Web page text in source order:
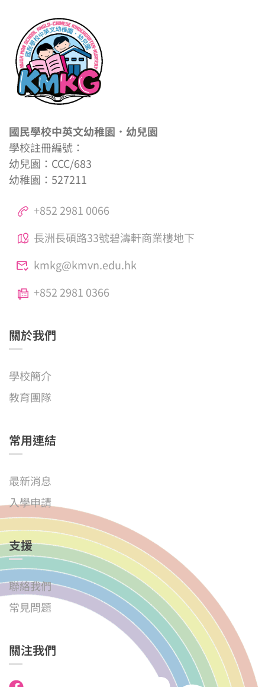
國民學校中英文幼稚園．幼兒園
學校註冊編號：
幼兒園：CCC/683
幼稚園：527211
+852 2981 0066
長洲長碩路33號碧濤軒商業樓地下
kmkg@kmvn.edu.hk
+852 2981 0366
關於我們
學校簡介
教育團隊
常用連結
最新消息
入學申請
支援
聯絡我們
常見問題
關注我們